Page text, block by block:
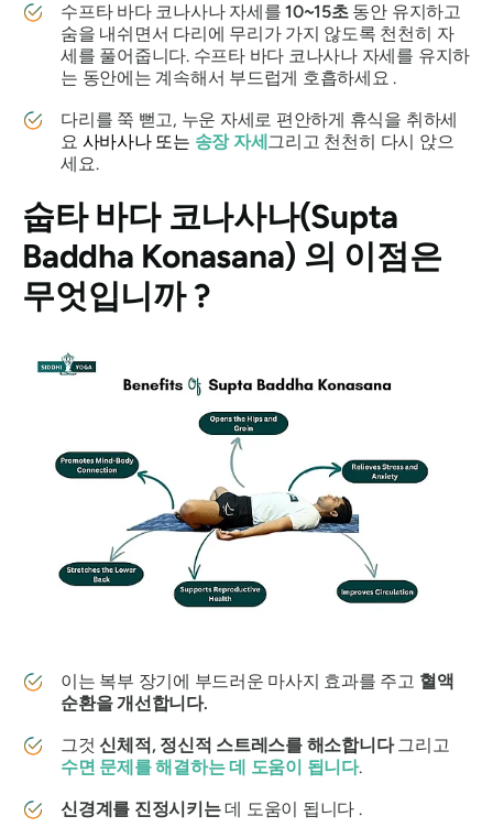
수프타 바다 코나사나 자세를10~15초동안 유지하고
숨을 내쉬면서 다리에 무리가 가지 않도록 천천히 자
세를 풀어줍니다. 수프타 바다 코나사나 자세를 유지하
는 동안에는 계속해서 부드럽게 호흡하세요 .
다리를 쭉 뻗고, 누운 자세로 편안하게 휴식을 취하세
요 사바사나 또는 송장 자세그리고 천천히 다시 앉으
세요.
숩타 바다 코나사나(Supta
Baddha Konasana) 의 이점은
무엇입니까 ?
이는 복부 장기에 부드러운 마사지 효과를 주고 혈액
순환을 개선합니다.
그것신체적, 정신적 스트레스를 해소합니다그리고
수면 문제를 해결하는 데 도움이 됩니다.
신경계를 진정시키는데 도움이 됩니다 .